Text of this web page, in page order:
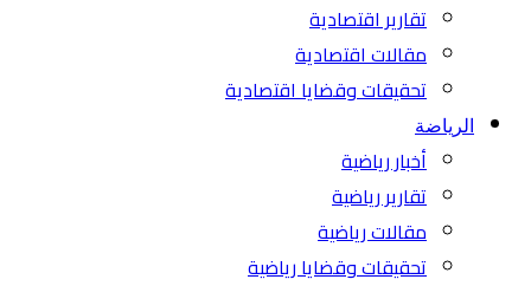
تقارير اقتصادية
مقالات اقتصادية
تحقيقات وقضايا اقتصادية
الرياضة
أخبار رياضية
تقارير رياضية
مقالات رياضية
تحقيقات وقضايا رياضية